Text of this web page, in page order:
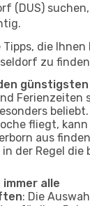
(DUS)
die
zu
günstigsten
Ferienzeiten
fliegt,
aus
der Regel die
alle
: Die